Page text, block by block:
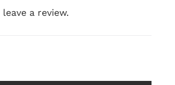
a review.